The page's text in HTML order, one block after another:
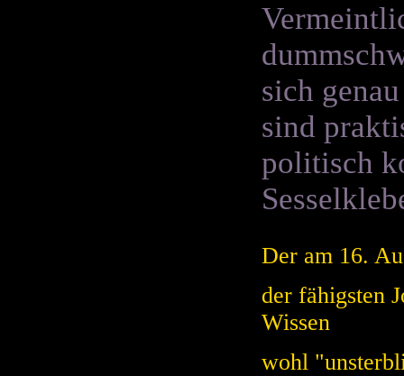
sich
sind
politisch
Der am 16.
der fähigsten
Wissen
wohl